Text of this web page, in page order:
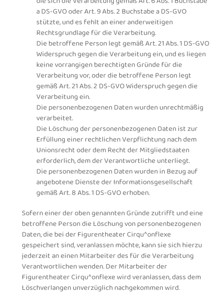
a DS-GVO oder Art. 9 Abs. 2 Buchstabe a DS-GVO
stützte, und es fehlt an einer anderweitigen
Rechtsgrundlage für die Verarbeitung.
Die betroffene Person legt gemäß Art. 21 Abs. 1 DS-GVO
Widerspruch gegen die Verarbeitung ein, und es liegen
keine vorrangigen berechtigten Gründe für die
Verarbeitung vor, oder die betroffene Person legt
gemäß Art. 21 Abs. 2 DS-GVO Widerspruch gegen die
Verarbeitung ein.
Die personenbezogenen Daten wurden unrechtmäßig
verarbeitet.
Die Löschung der personenbezogenen Daten ist zur
Erfüllung einer rechtlichen Verpflichtung nach dem
Unionsrecht oder dem Recht der Mitgliedstaaten
erforderlich, dem der Verantwortliche unterliegt.
Die personenbezogenen Daten wurden in Bezug auf
angebotene Dienste der Informationsgesellschaft
gemäß Art. 8 Abs. 1 DS-GVO erhoben.
Sofern einer der oben genannten Gründe zutrifft und eine
betroffene Person die Löschung von personenbezogenen
Daten, die bei der Figurentheater Cirqu^onflexe
gespeichert sind, veranlassen möchte, kann sie sich hierzu
jederzeit an einen Mitarbeiter des für die Verarbeitung
Verantwortlichen wenden. Der Mitarbeiter der
Figurentheater Cirqu^onflexe wird veranlassen, dass dem
Löschverlangen unverzüglich nachgekommen wird.